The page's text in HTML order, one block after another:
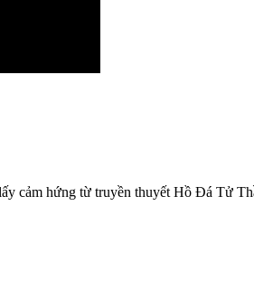
cảm hứng từ truyền thuyết Hồ Đá Tử